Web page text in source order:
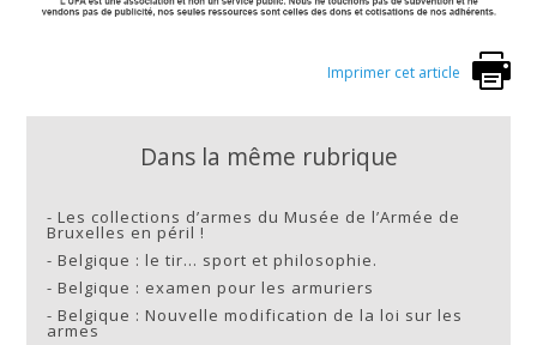
Imprimer cet article
Dans la même rubrique
-Les collections d’armes du Musée de l’Armée de
Bruxelles en péril !
-Belgique : le tir… sport et philosophie.
-Belgique : examen pour les armuriers
-Belgique : Nouvelle modification de la loi sur les
armes